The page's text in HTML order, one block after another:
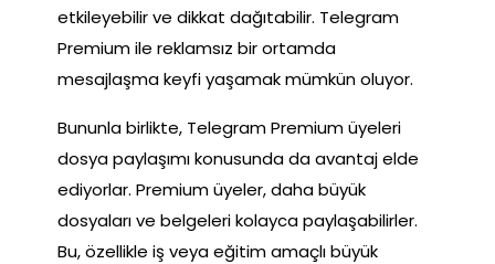
etkileyebilir ve dikkat dağıtabilir. Telegram
Premium ile reklamsız bir ortamda
mesajlaşma keyfi yaşamak mümkün oluyor.
Bununla birlikte, Telegram Premium üyeleri
dosya paylaşımı konusunda da avantaj elde
ediyorlar. Premium üyeler, daha büyük
dosyaları ve belgeleri kolayca paylaşabilirler.
Bu, özellikle iş veya eğitim amaçlı büyük